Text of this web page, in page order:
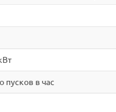
пусков в час